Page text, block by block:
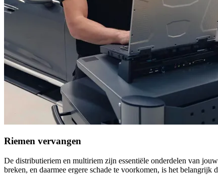
Riemen vervangen
De distributieriem en multiriem zijn essentiële onderdelen van
breken, en daarmee ergere schade te voorkomen, is het